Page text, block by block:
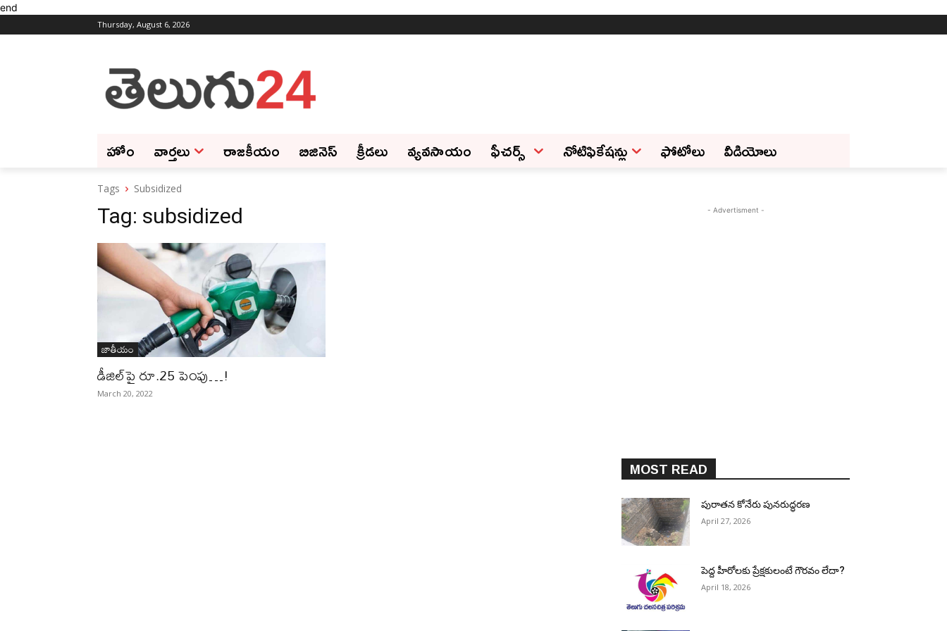
end
Thursday, August 6, 2026
హోం వార్తలు రాజకీయం బిజినెస్‌ క్రీడలు వ్యవసాయం ఫీచ‌ర్స్ ‌ నోటిఫికేషన్లు ఫోటోలు వీడియోలు
Tags Subsidized
Tag: subsidized
జాతీయం
డీజిల్‌పై రూ.25 పెంపు…!
March 20, 2022
- Advertisment -
MOST READ
పురాత‌న కోనేరు పున‌రుద్ధ‌ర‌ణ
April 27, 2026
పెద్ద హీరోల‌కు ప్రేక్ష‌కులంటే గౌర‌వం లేదా?
April 18, 2026